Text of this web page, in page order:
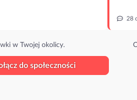
w Twojej okolicy.
28
do społeczności